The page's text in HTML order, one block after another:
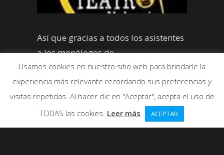
Así que gracias a todos los asistentes
a los monólogos de …
Usamos cookies en nuestro sitio web para brindarle la
experiencia más relevante recordando sus preferencias y
visitas repetidas. Al hacer clic en "Aceptar", acepta el uso de
TODAS las cookies. Leer más ACEPTAR